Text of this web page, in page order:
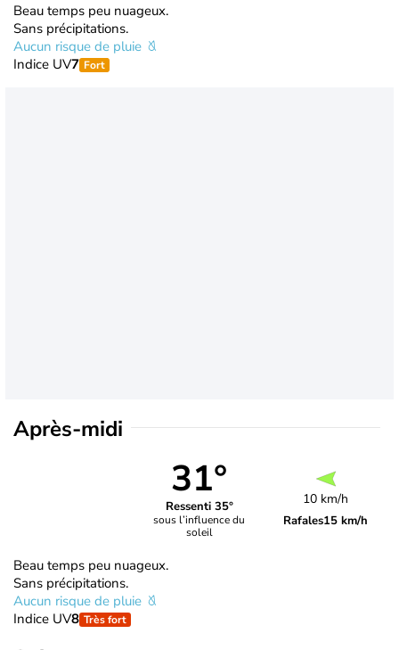
Beau temps peu nuageux.
Sans précipitations.
Aucun risque de pluie
Indice UV7 Fort
Après-midi
31°
Ressenti 35°
sous l’influence du
soleil
10 km/h
Rafales15 km/h
Beau temps peu nuageux.
Sans précipitations.
Aucun risque de pluie
Indice UV8 Très fort